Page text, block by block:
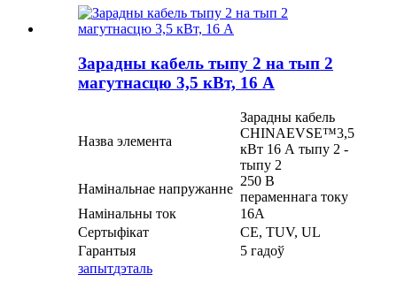
Зарадны кабель тыпу 2 на тып 2
магутнасцю 3,5 кВт, 16 А
Назва элемента
Зарадны кабель
CHINAEVSE™️3,5
кВт 16 А тыпу 2 -
тыпу 2
Намінальнае напружанне
250 В
пераменнага току
Намінальны ток
16А
Сертыфікат
CE, TUV, UL
Гарантыя
5 гадоў
запытдэталь